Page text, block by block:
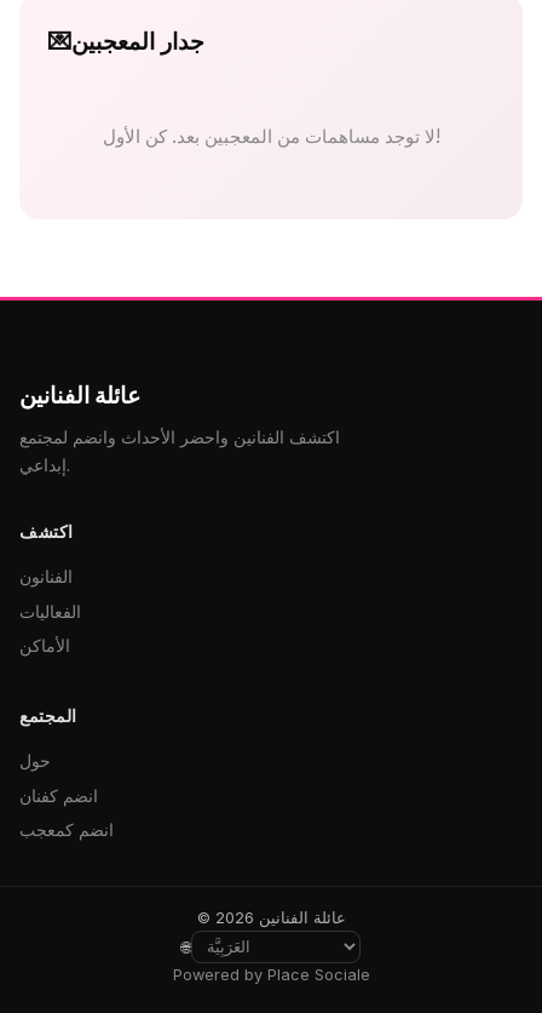
💌جدار المعجبين
لا توجد مساهمات من المعجبين بعد. كن الأول!
عائلة الفنانين
اكتشف الفنانين واحضر الأحداث وانضم لمجتمع
إبداعي.
اكتشف
الفنانون
الفعاليات
الأماكن
المجتمع
حول
انضم كفنان
انضم كمعجب
© 2026 عائلة الفنانين
🌐
Powered by Place Sociale